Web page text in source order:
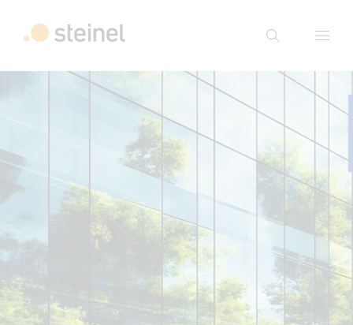
Suche
Suchbegriff eingeben